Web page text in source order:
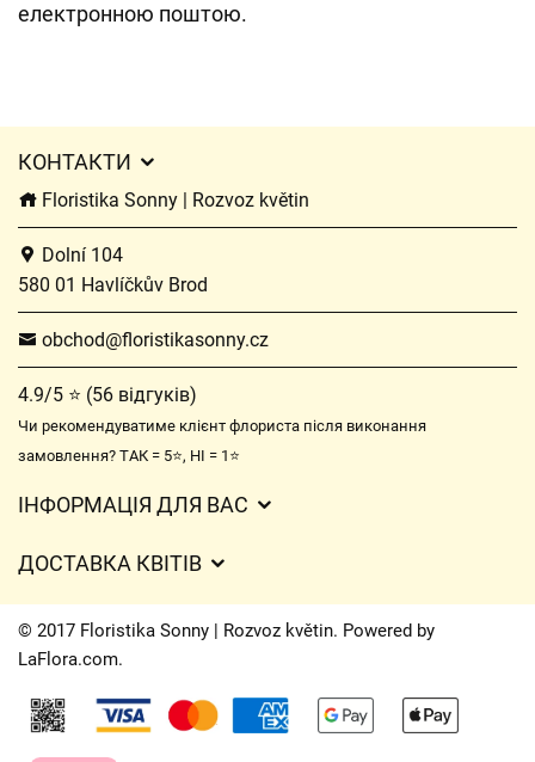
електронною поштою.
КОНТАКТИ
Floristika Sonny | Rozvoz květin
Dolní 104
580 01 Havlíčkův Brod
obchod@floristikasonny.cz
4.9/5 ⭐ (56 відгуків)
Чи рекомендуватиме клієнт флориста після виконання
замовлення? ТАК = 5⭐, НІ = 1⭐
ІНФОРМАЦІЯ ДЛЯ ВАС
Захист персональних даних
Час доставки квітів – огляд можливостей
ДОСТАВКА КВІТІВ
Вартість доставки
Куди ми доставляємо квіти
Контакти
© 2017 Floristika Sonny | Rozvoz květin. Powered by
LaFlora.com.